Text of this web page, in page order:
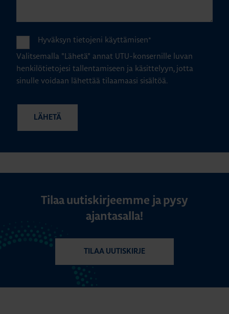
Hyväksyn tietojeni käyttämisen*
Valitsemalla "Lähetä" annat UTU-konsernille luvan
henkilötietojesi tallentamiseen ja käsittelyyn, jotta
sinulle voidaan lähettää tilaamaasi sisältöä.
Tilaa uutiskirjeemme ja pysy
ajantasalla!
TILAA UUTISKIRJE